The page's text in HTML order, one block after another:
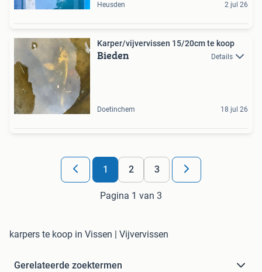
Heusden 2 jul 26
Karper/vijvervissen 15/20cm te koop
Bieden Details
Doetinchem 18 jul 26
1 2 3
Pagina 1 van 3
karpers te koop in Vissen | Vijvervissen
Gerelateerde zoektermen